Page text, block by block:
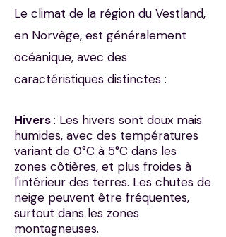
Le climat de la région du Vestland,
en Norvège, est généralement
océanique, avec des
caractéristiques distinctes :​
Hivers: Les hivers sont doux mais
humides, avec des températures
variant de 0°C à 5°C dans les
zones côtières, et plus froides à
l'intérieur des terres. Les chutes de
neige peuvent être fréquentes,
surtout dans les zones
montagneuses.